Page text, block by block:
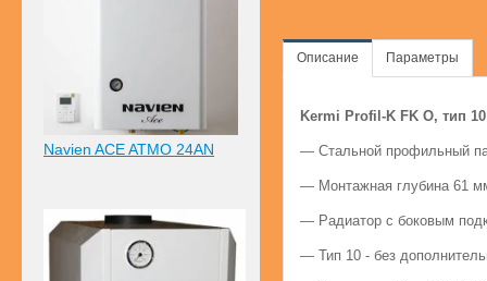
Navien ACE ATMO 24AN
Описание Параметры
Kermi Profil-K FK O, тип 10
— Стальной профильный
— Монтажная глубина 61
— Радиатор с боковым
— Тип 10 - без